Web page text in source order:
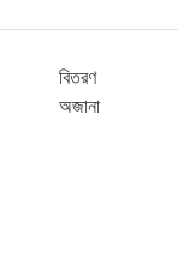
বিতরণ
অজানা